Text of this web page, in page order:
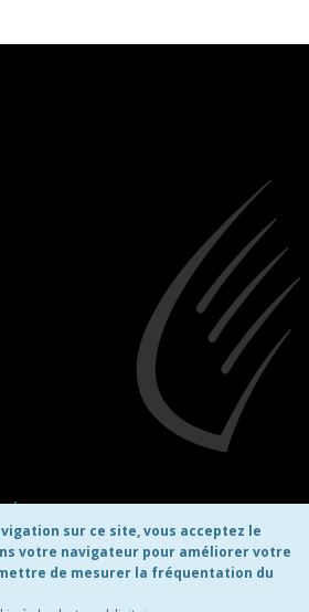
sur:
sur ce site, vous acceptez le
votre navigateur pour améliorer votre
de mesurer la fréquentation du